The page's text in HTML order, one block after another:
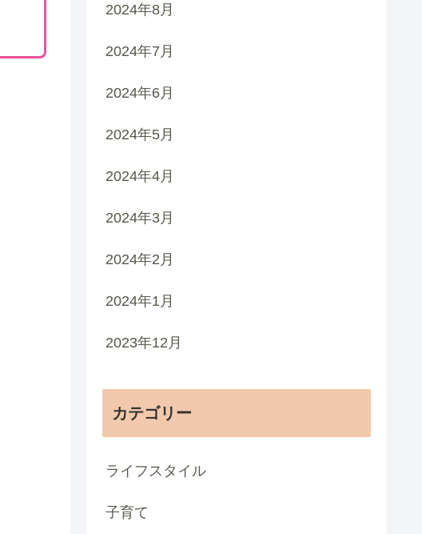
2024年8月
2024年7月
2024年6月
2024年5月
2024年4月
2024年3月
2024年2月
2024年1月
2023年12月
カテゴリー
ライフスタイル
子育て